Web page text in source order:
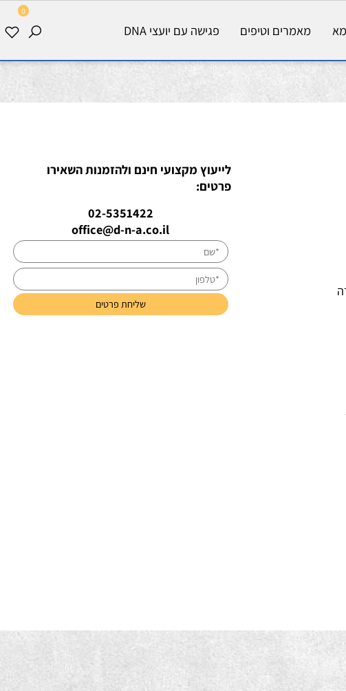
0
מאמרים וטיפים פגישה עם יועצי DNA
לייעוץ מקצועי חינם ולהזמנות השאירו
פרטים:
02-5351422
office@d-n-a.co.il